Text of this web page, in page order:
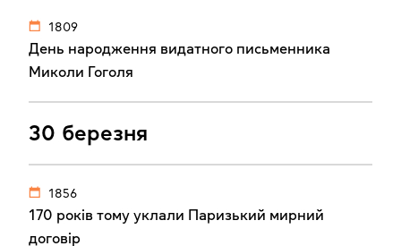
1809
День народження видатного письменника
Миколи Гоголя
30 березня
1856
170 років тому уклали Паризький мирний
договір